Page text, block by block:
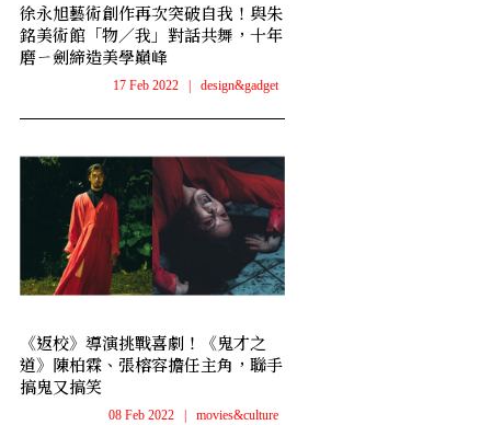
徐永旭藝術創作再次突破自我！與朱
銘美術館「物／我」對話共舞，十年
磨ㄧ劍締造美學巔峰
17 Feb 2022 design&gadget
《返校》導演挑戰喜劇！《鬼才之
道》陳柏霖、張榕容擔任主角，聯手
搞鬼又搞笑
08 Feb 2022 movies&culture